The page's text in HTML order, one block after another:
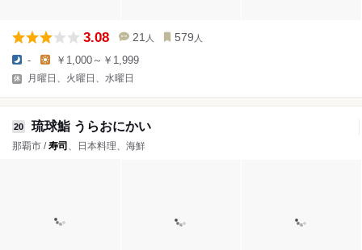
3.08 21 人 579 人
- ￥1,000～￥1,999
月曜日、火曜日、水曜日
20 琉球鮨 うらおにかい
那覇市 /寿司 、日本料理、海鮮